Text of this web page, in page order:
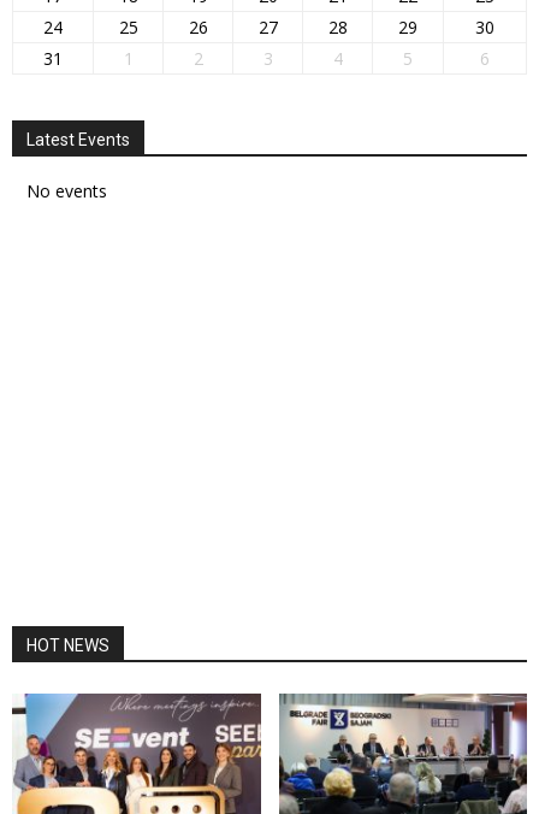
24
25 26 27 28 29
30
31
1 2 3 4 5 6
Latest Events
No events
HOT NEWS